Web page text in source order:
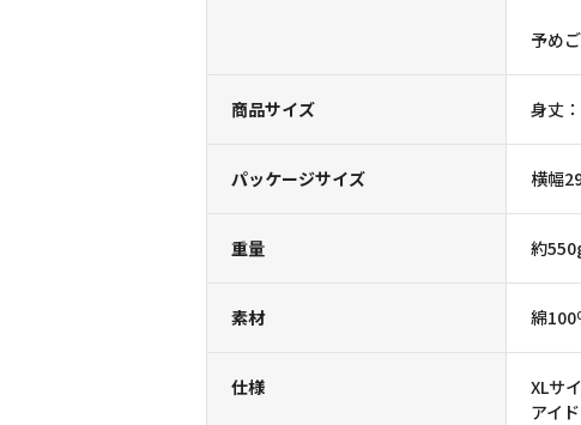
予め
商品サイズ 身丈
パッケージサイズ 横幅
重量 約
素材 綿100
仕様
XLサ
アイ